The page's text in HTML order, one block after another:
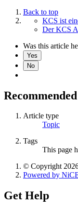
Back to top
KCS ist
Der KCS
Was this article
Yes
No
Article type
Topic
Tags
This page
© Copyright
Powered by
Get Help